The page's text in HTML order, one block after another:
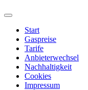
Start
Gaspreise
Tarife
Anbieterwechsel
Nachhaltigkeit
Cookies
Impressum